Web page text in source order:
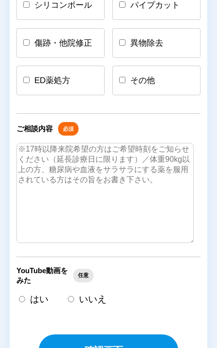
シリコンボール パイプカット
傷跡・他院修正 異物除去
ED薬処方 その他
ご相談内容 必須
YouTube動画を
みた
任意
はい いいえ